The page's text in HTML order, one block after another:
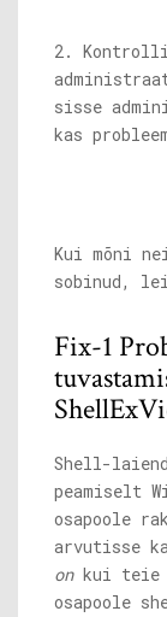
2.
sisse
kas
Kui mõni
sobinud,
Fix-1
Shell-
peamiselt
osapoole
arvutisse
onkui teie
osapoole